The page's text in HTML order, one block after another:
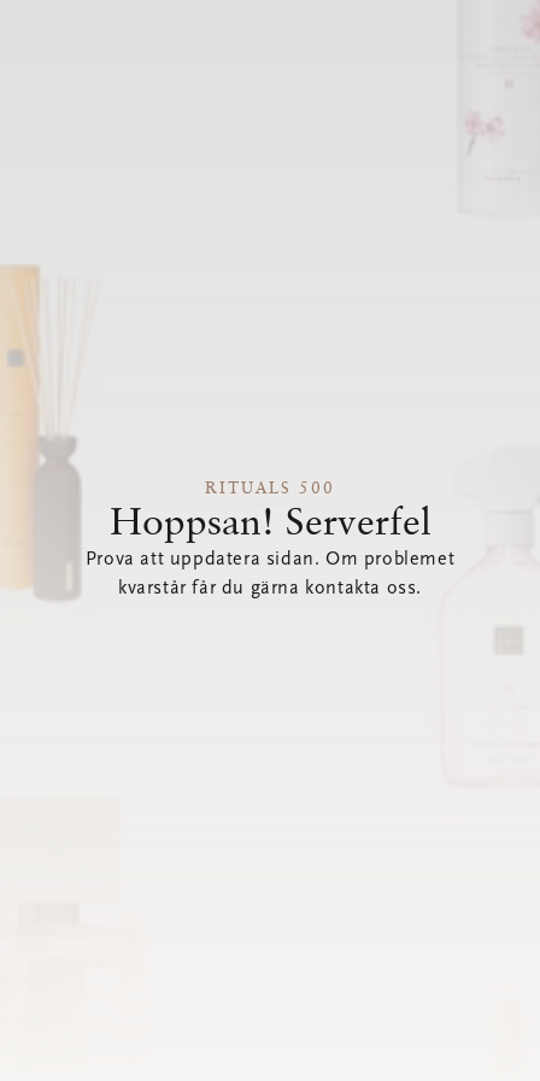
RITUALS 500
Hoppsan! Serverfel
Prova att uppdatera sidan. Om problemet
kvarstår får du gärna kontakta oss.